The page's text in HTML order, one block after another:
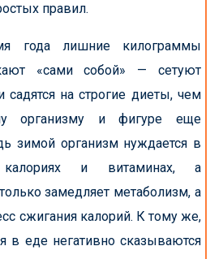
правил.
года лишние килограммы
«сами собой» — сетуют
на строгие диеты, чем
организму и фигуре еще
зимой организм нуждается в
калориях и витаминах, а
замедляет метаболизм, а
сжигания калорий. К тому же,
в еде негативно сказываются